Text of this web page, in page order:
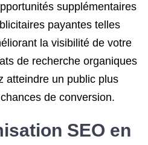
supplémentaires
payantes telles
la visibilité de votre
de recherche organiques
atteindre un public plus
de conversion.
SEO en